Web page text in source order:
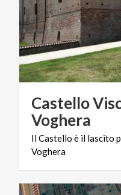
Castello
Voghera
IlCastello è il lascito
Voghera